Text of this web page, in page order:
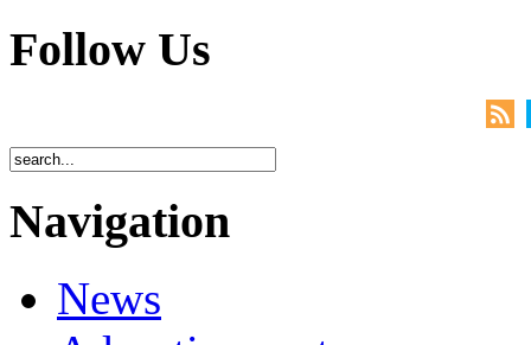
Follow Us
Navigation
News